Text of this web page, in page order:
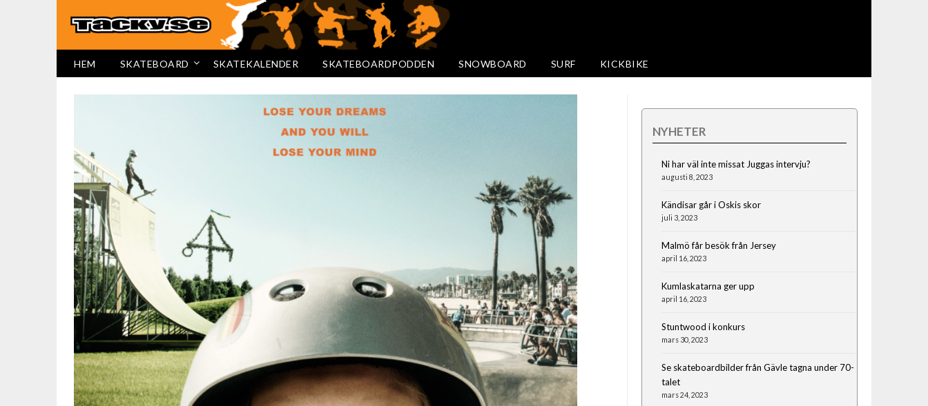
HEM SKATEBOARD SKATEKALENDER SKATEBOARDPODDEN SNOWBOARD SURF KICKBIKE
NYHETER
Ni har väl inte missat Juggas intervju?
augusti 8, 2023
Kändisar går i Oskis skor
juli 3, 2023
Malmö får besök från Jersey
april 16, 2023
Kumlaskatarna ger upp
april 16, 2023
Stuntwood i konkurs
mars 30, 2023
Se skateboardbilder från Gävle tagna under 70-
talet
mars 24, 2023